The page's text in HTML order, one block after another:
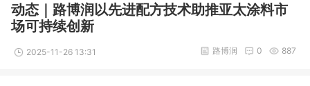
动态｜路博润以先进配方技术助推亚太涂料市
场可持续创新
2025-11-26 13:31 887
0
路博润